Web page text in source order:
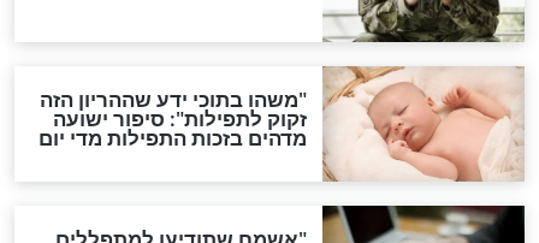
תפילה סגולית להמתקת
הדינים